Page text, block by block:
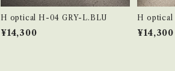
H-15 H optical H-04 GRY-L.BLU
¥14,300 ¥14,300